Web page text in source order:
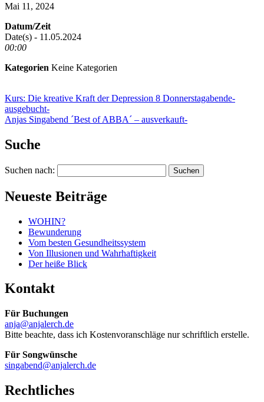
Mai 11, 2024
Datum/Zeit
Date(s) - 11.05.2024
00:00
Kategorien Keine Kategorien
Kurs: Die kreative Kraft der Depression 8 Donnerstagabende-
ausgebucht-
Anjas Singabend ´Best of ABBA´ – ausverkauft-
Suche
Suchen nach:
Neueste Beiträge
WOHIN?
Bewunderung
Vom besten Gesundheitssystem
Von Illusionen und Wahrhaftigkeit
Der heiße Blick
Kontakt
Für Buchungen
anja@anjalerch.de
Bitte beachte, dass ich Kostenvoranschläge nur schriftlich erstelle.
Für Songwünsche
singabend@anjalerch.de
Rechtliches